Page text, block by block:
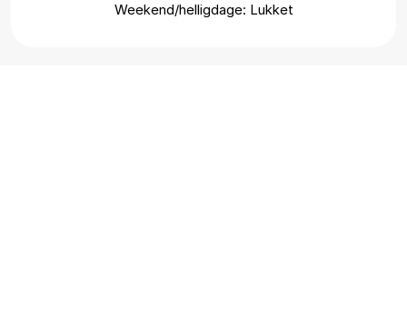
Weekend/helligdage: Lukket